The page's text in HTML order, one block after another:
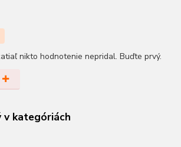
nikto hodnotenie nepridal. Buďte prvý.
v kategóriách